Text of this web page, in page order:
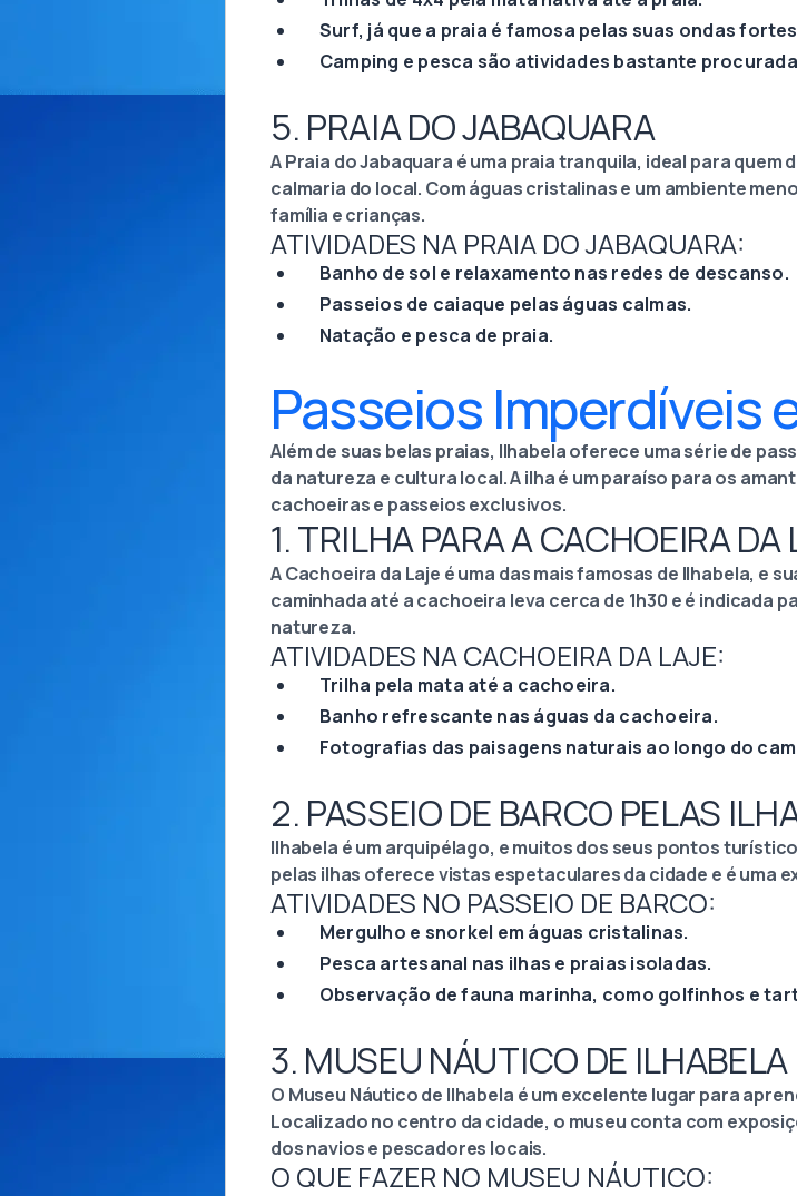
Surf, já que a praia é famosa pelas suas ondas
Camping e pesca são atividades bastante
5. PRAIA DO JABAQUARA
A Praia do Jabaquara é uma praia tranquila, ideal para
calmaria do local. Com águas cristalinas e um ambiente
família e crianças.
ATIVIDADES NA PRAIA DO JABAQUARA:
Banho de sol e relaxamento nas redes de descanso.
Passeios de caiaque pelas águas calmas.
Natação e pesca de praia.
Passeios Imperdíveis
Além de suas belas praias, Ilhabela oferece uma série de
da natureza e cultura local. A ilha é um paraíso para os
cachoeiras e passeios exclusivos.
1. TRILHA PARA A CACHOEIRA DA
A Cachoeira da Laje é uma das mais famosas de Ilhabela, e
caminhada até a cachoeira leva cerca de 1h30 e é indicada
natureza.
ATIVIDADES NA CACHOEIRA DA LAJE:
Trilha pela mata até a cachoeira.
Banho refrescante nas águas da cachoeira.
Fotografias das paisagens naturais ao longo do
2. PASSEIO DE BARCO PELAS
Ilhabela é um arquipélago, e muitos dos seus pontos
pelas ilhas oferece vistas espetaculares da cidade e é uma
ATIVIDADES NO PASSEIO DE BARCO:
Mergulho e snorkel em águas cristalinas.
Pesca artesanal nas ilhas e praias isoladas.
Observação de fauna marinha, como golfinhos e
3. MUSEU NÁUTICO DE ILHABELA
O Museu Náutico de Ilhabela é um excelente lugar para
Localizado no centro da cidade, o museu conta com
dos navios e pescadores locais.
O QUE FAZER NO MUSEU NÁUTICO: